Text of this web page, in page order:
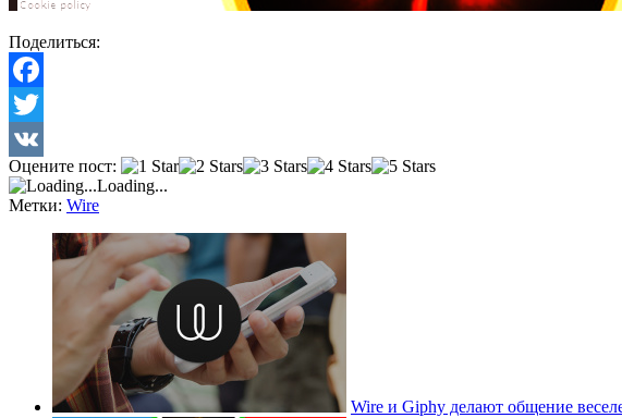
Поделиться:
Facebook
Twitter
VK
Оцените пост:
Loading...
Метки: Wire
Wire и Giphy делают общение